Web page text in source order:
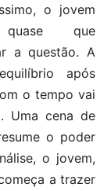
o jovem
que
a questão. A
após
o tempo vai
Uma cena de
o poder
o jovem,
a trazer